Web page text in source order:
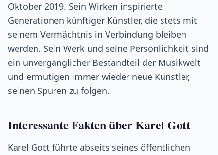
Oktober 2019. Sein Wirken inspirierte
Generationen künftiger Künstler, die stets mit
seinem Vermächtnis in Verbindung bleiben
werden. Sein Werk und seine Persönlichkeit sind
ein unvergänglicher Bestandteil der Musikwelt
und ermutigen immer wieder neue Künstler,
seinen Spuren zu folgen.
Interessante Fakten über Karel Gott
Karel Gott führte abseits seines öffentlichen